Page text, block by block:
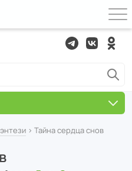
› Тайна сердца снов